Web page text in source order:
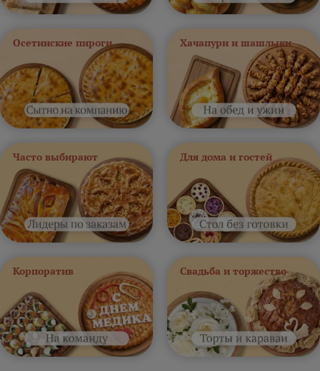
Осетинские пироги Хачапури и шашлыки
Часто выбирают Для дома и гостей
Корпоратив Свадьба и торжество